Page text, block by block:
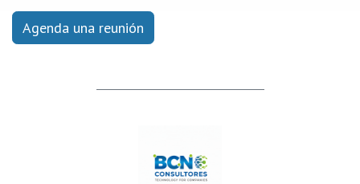
Agenda una reunión